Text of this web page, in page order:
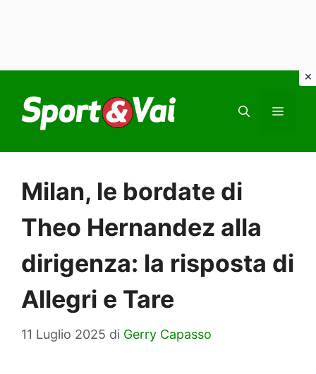
contenuto
Milan, le bordate di
Theo Hernandez alla
dirigenza: la risposta di
Allegri e Tare
11 Luglio 2025 di Gerry Capasso